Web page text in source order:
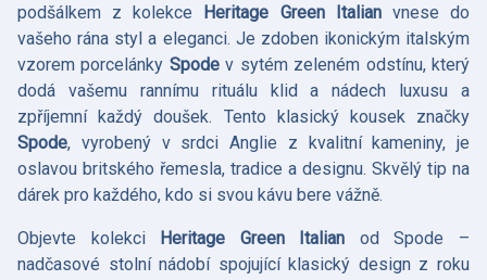
podšálkem z kolekce Heritage Green Italianvnese do
vašeho rána styl a eleganci. Je zdoben ikonickým italským
vzorem porcelánky Spodev sytém zeleném odstínu, který
dodá vašemu rannímu rituálu klid a nádech luxusu a
zpříjemní každý doušek. Tento klasický kousek značky
Spode, vyrobený v srdci Anglie z kvalitní kameniny, je
oslavou britského řemesla, tradice a designu. Skvělý tip na
dárek pro každého, kdo si svou kávu bere vážně.
Objevte kolekci Heritage Green Italian od Spode –
nadčasové stolní nádobí spojující klasický design z roku